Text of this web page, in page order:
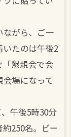
ながら、ご一
たのは午後2
「懇親会で会
場になって
午後5時30分
250名。ビー